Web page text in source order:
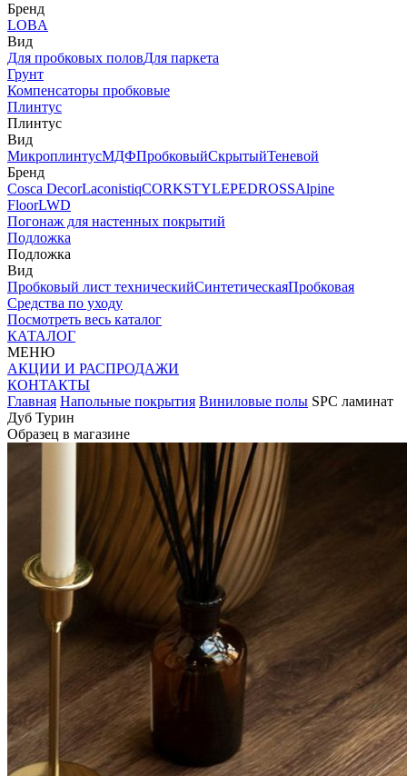
Бренд
LOBA
Вид
Для пробковых половДля паркета
Грунт
Компенсаторы пробковые
Плинтус
Плинтус
Вид
МикроплинтусМДФПробковыйСкрытыйТеневой
Бренд
Cosca DecorLaconistiqCORKSTYLEPEDROSSAlpine
FloorLWD
Погонаж для настенных покрытий
Подложка
Подложка
Вид
Пробковый лист техническийСинтетическаяПробковая
Средства по уходу
Посмотреть весь каталог
КАТАЛОГ
МЕНЮ
АКЦИИ И РАСПРОДАЖИ
КОНТАКТЫ
Главная Напольные покрытия Виниловые полы SPC ламинат
Дуб Турин
Образец в магазине